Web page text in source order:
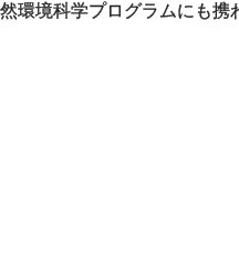
環境科学プログラムにも携